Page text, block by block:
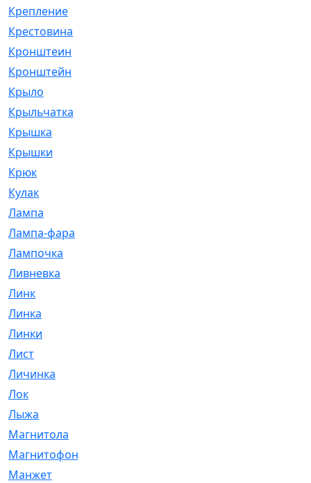
Крепление
Крестовина
Кронштеин
Кронштейн
Крыло
Крыльчатка
Крышка
Крышки
Крюк
Кулак
Лампа
Лампа-фара
Лампочка
Ливневка
Линк
Линка
Линки
Лист
Личинка
Лок
Лыжа
Магнитола
Магнитофон
Манжет